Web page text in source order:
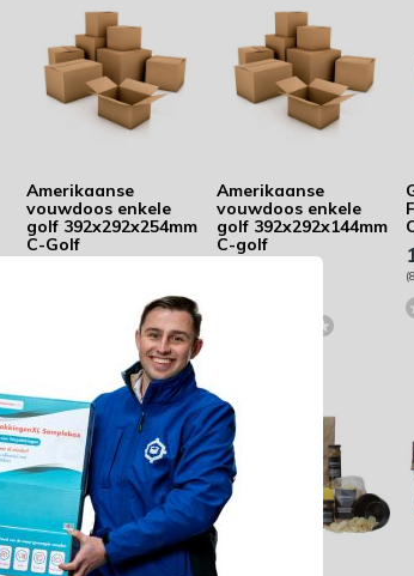
Amerikaanse
vouwdoos enkele
golf 392x292x254mm
C-Golf
Amerikaanse
vouwdoos enkele
golf 392x292x144mm
C-golf